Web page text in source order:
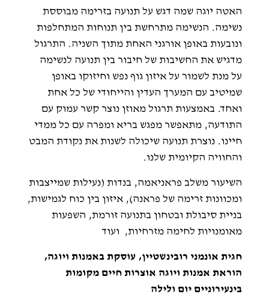
האטה יוגה שמה דגש על תנועה בזרימה מבוססת
נשימה. הנשימה מתרחשת בין תנוחות המתחלפות
ונובעות באופן אורגני האחת מתוך השניה. התרגול
מדגיש את החשיבות של חיבור בין תנועה לנשימה
על מנת לשמור על איזון גוף נפש וחיזוקו באופן
שמיטיב עם המערך העדין והייחודי של כל אחת
ואחד. באמצעות תרגול מאוזן נוצר קשר עמוק עם
התודעה, מתאפשר מפגש בריא ומפרה עם כל ממדי
חיינו. נוצרת תנועה שיכולה לשנות את נקודת המבט
והחוויה הקיומית שלנו.
השיעור משלב פראניאמה, בנדות (נעילות שמייצבות
ומכוונות זרימה של פראנה), איזון בין כוח לגמישות,
בניית סיבולת ובטחון בתנועה זורמת, השפעות
מאומנויות לחימה מזרחיות, ועוד
חגית אונמני רובינשטיין, עוסקת באמנות ויוגה,
הוראת אמנות ויוגה אוצרות חיים מקומות
בינעירוניים יום ולילה